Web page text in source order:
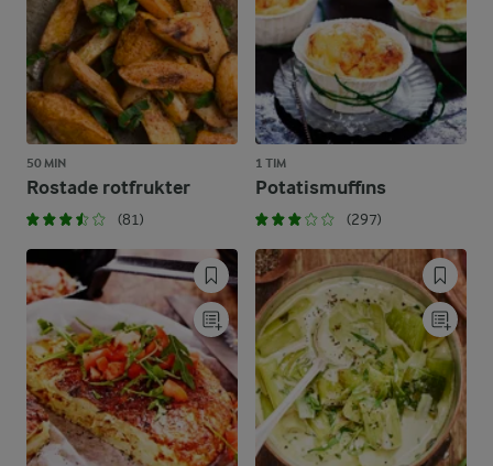
50 MIN
Rostade rotfrukter
(81)
1 TIM
Potatismuffins
(297)